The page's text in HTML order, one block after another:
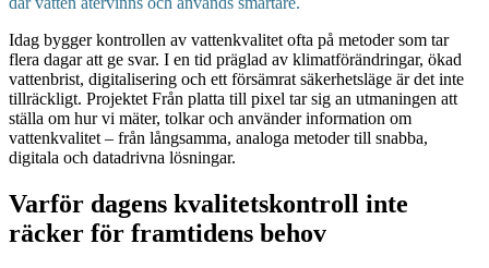
Idag bygger kontrollen av vattenkvalitet ofta på metoder som tar
flera dagar att ge svar. I en tid präglad av klimatförändringar, ökad
vattenbrist, digitalisering och ett försämrat säkerhetsläge är det inte
tillräckligt. Projektet Från platta till pixel tar sig an utmaningen att
ställa om hur vi mäter, tolkar och använder information om
vattenkvalitet – från långsamma, analoga metoder till snabba,
digitala och datadrivna lösningar.
Varför dagens kvalitetskontroll inte
räcker för framtidens behov